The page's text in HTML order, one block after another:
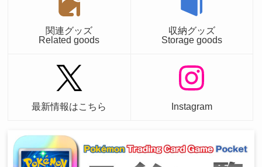
関連グッズ
Related goods
収納グッズ
Storage goods
最新情報はこちら Instagram